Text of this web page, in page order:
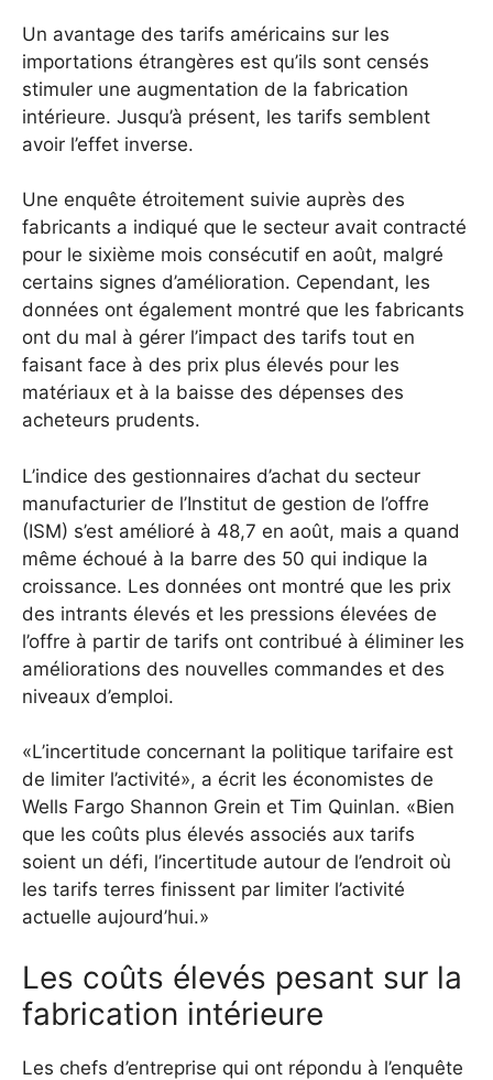
Un avantage des tarifs américains sur les
importations étrangères est qu’ils sont censés
stimuler une augmentation de la fabrication
intérieure. Jusqu’à présent, les tarifs semblent
avoir l’effet inverse.
Une enquête étroitement suivie auprès des
fabricants a indiqué que le secteur avait contracté
pour le sixième mois consécutif en août, malgré
certains signes d’amélioration. Cependant, les
données ont également montré que les fabricants
ont du mal à gérer l’impact des tarifs tout en
faisant face à des prix plus élevés pour les
matériaux et à la baisse des dépenses des
acheteurs prudents.
L’indice des gestionnaires d’achat du secteur
manufacturier de l’Institut de gestion de l’offre
(ISM) s’est amélioré à 48,7 en août, mais a quand
même échoué à la barre des 50 qui indique la
croissance. Les données ont montré que les prix
des intrants élevés et les pressions élevées de
l’offre à partir de tarifs ont contribué à éliminer les
améliorations des nouvelles commandes et des
niveaux d’emploi.
«L’incertitude concernant la politique tarifaire est
de limiter l’activité», a écrit les économistes de
Wells Fargo Shannon Grein et Tim Quinlan. «Bien
que les coûts plus élevés associés aux tarifs
soient un défi, l’incertitude autour de l’endroit où
les tarifs terres finissent par limiter l’activité
actuelle aujourd’hui.»
Les coûts élevés pesant sur la
fabrication intérieure
Les chefs d’entreprise qui ont répondu à l’enquête